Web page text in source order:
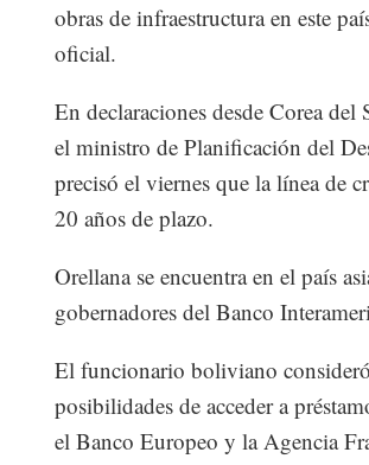
obras de infraestructura en este
oficial.
En declaraciones desde Corea
el ministro de Planificación del
precisó el viernes que la línea de
20 años de plazo.
Orellana se encuentra en el país
gobernadores del Banco
El funcionario boliviano
posibilidades de acceder a
el Banco Europeo y la Agencia